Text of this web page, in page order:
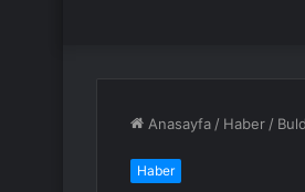
Anasayfa / Haber /
Haber